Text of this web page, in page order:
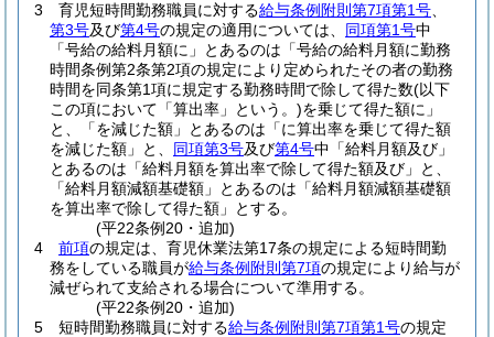
3
育児短時間勤務職員に対する給与条例附則第7項第1号
第3号及び第4号の規定の適用については、 同項第1号中
「号給の給料月額に」とあるのは「号給の給料月額に勤務
時間条例第2条第2項の規定により定められたその者の勤務
時間を同条第1項に規定する勤務時間で除して得た数(以下
この項において「算出率」という。)を乗じて得た額に」
と、「を減じた額」とあるのは「に算出率を乗じて得た額
を減じた額」と、 同項第3号及び第4号中「給料月額及び」
とあるのは「給料月額を算出率で除して得た額及び」と、
「給料月額減額基礎額」とあるのは「給料月額減額基礎額
を算出率で除して得た額」とする。
(平22条例20・追加)
4
前項の規定は、育児休業法第17条の規定による短時間勤
務をしている職員が給与条例附則第7項の規定により給与が
減ぜられて支給される場合について準用する。
(平22条例20・追加)
5
短時間勤務職員に対する給与条例附則第7項第1号の規定